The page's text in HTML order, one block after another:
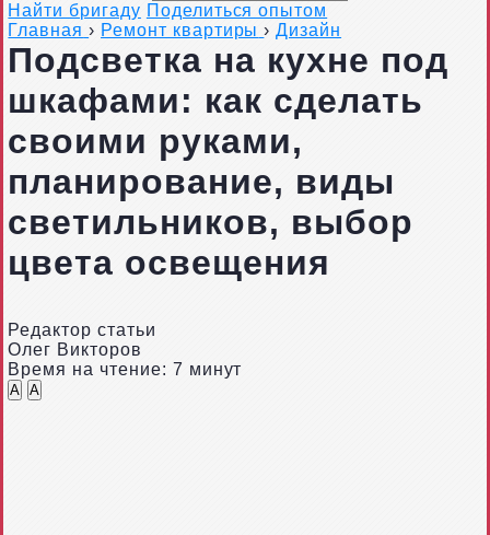
Найти бригаду Поделиться опытом
Главная › Ремонт квартиры ›Дизайн
Подсветка на кухне под
шкафами: как сделать
своими руками,
планирование, виды
светильников, выбор
цвета освещения
Редактор статьи
Олег Викторов
Время на чтение: 7 минут
A A